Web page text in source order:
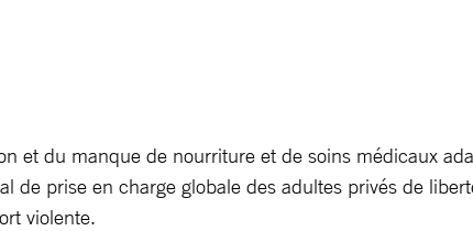
et du manque de nourriture et de soins médicaux
de prise en charge globale des adultes privés de
violente.